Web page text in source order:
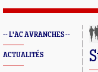
-- L'AC AVRANCHES --
ACTUALITÉS